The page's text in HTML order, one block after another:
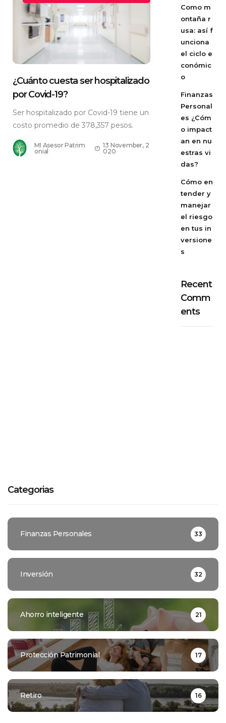
¿Cuánto cuesta ser hospitalizado
por Covid-19?
Ser hospitalizado por Covid-19 tiene un
costo promedio de 378,357 pesos.
MI Asesor Patrim
onial
13 November, 2
020
Como m
ontaña r
usa: así f
unciona
el ciclo e
conómic
o
Finanzas
Personal
es ¿Cóm
o impact
an en nu
estras vi
das?
Cómo en
tender y
manejar
el riesgo
en tus in
versione
s
Recent
Comm
ents
Categorias
Finanzas Personales 33
Inversión 32
Ahorro inteligente 21
Protección Patrimonial 17
Retiro 16